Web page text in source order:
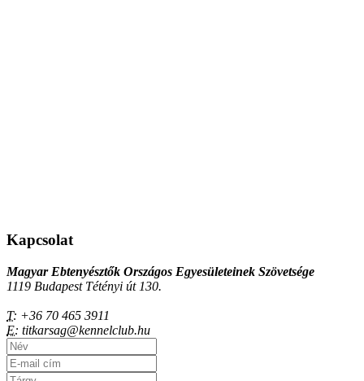
Kapcsolat
Magyar Ebtenyésztők Országos Egyesületeinek Szövetsége
1119 Budapest Tétényi út 130.
T: +36 70 465 3911
E: titkarsag@kennelclub.hu